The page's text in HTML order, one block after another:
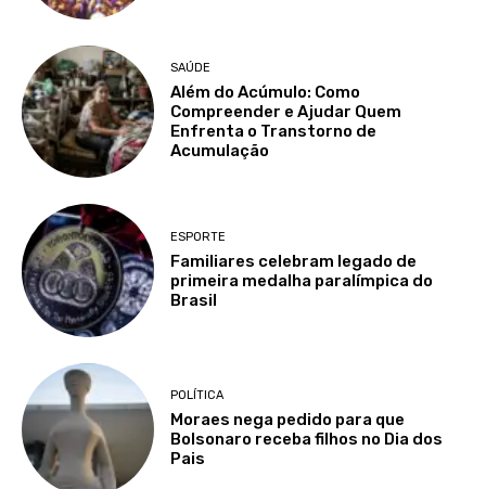
SAÚDE
Além do Acúmulo: Como
Compreender e Ajudar Quem
Enfrenta o Transtorno de
Acumulação
ESPORTE
Familiares celebram legado de
primeira medalha paralímpica do
Brasil
POLÍTICA
Moraes nega pedido para que
Bolsonaro receba filhos no Dia dos
Pais